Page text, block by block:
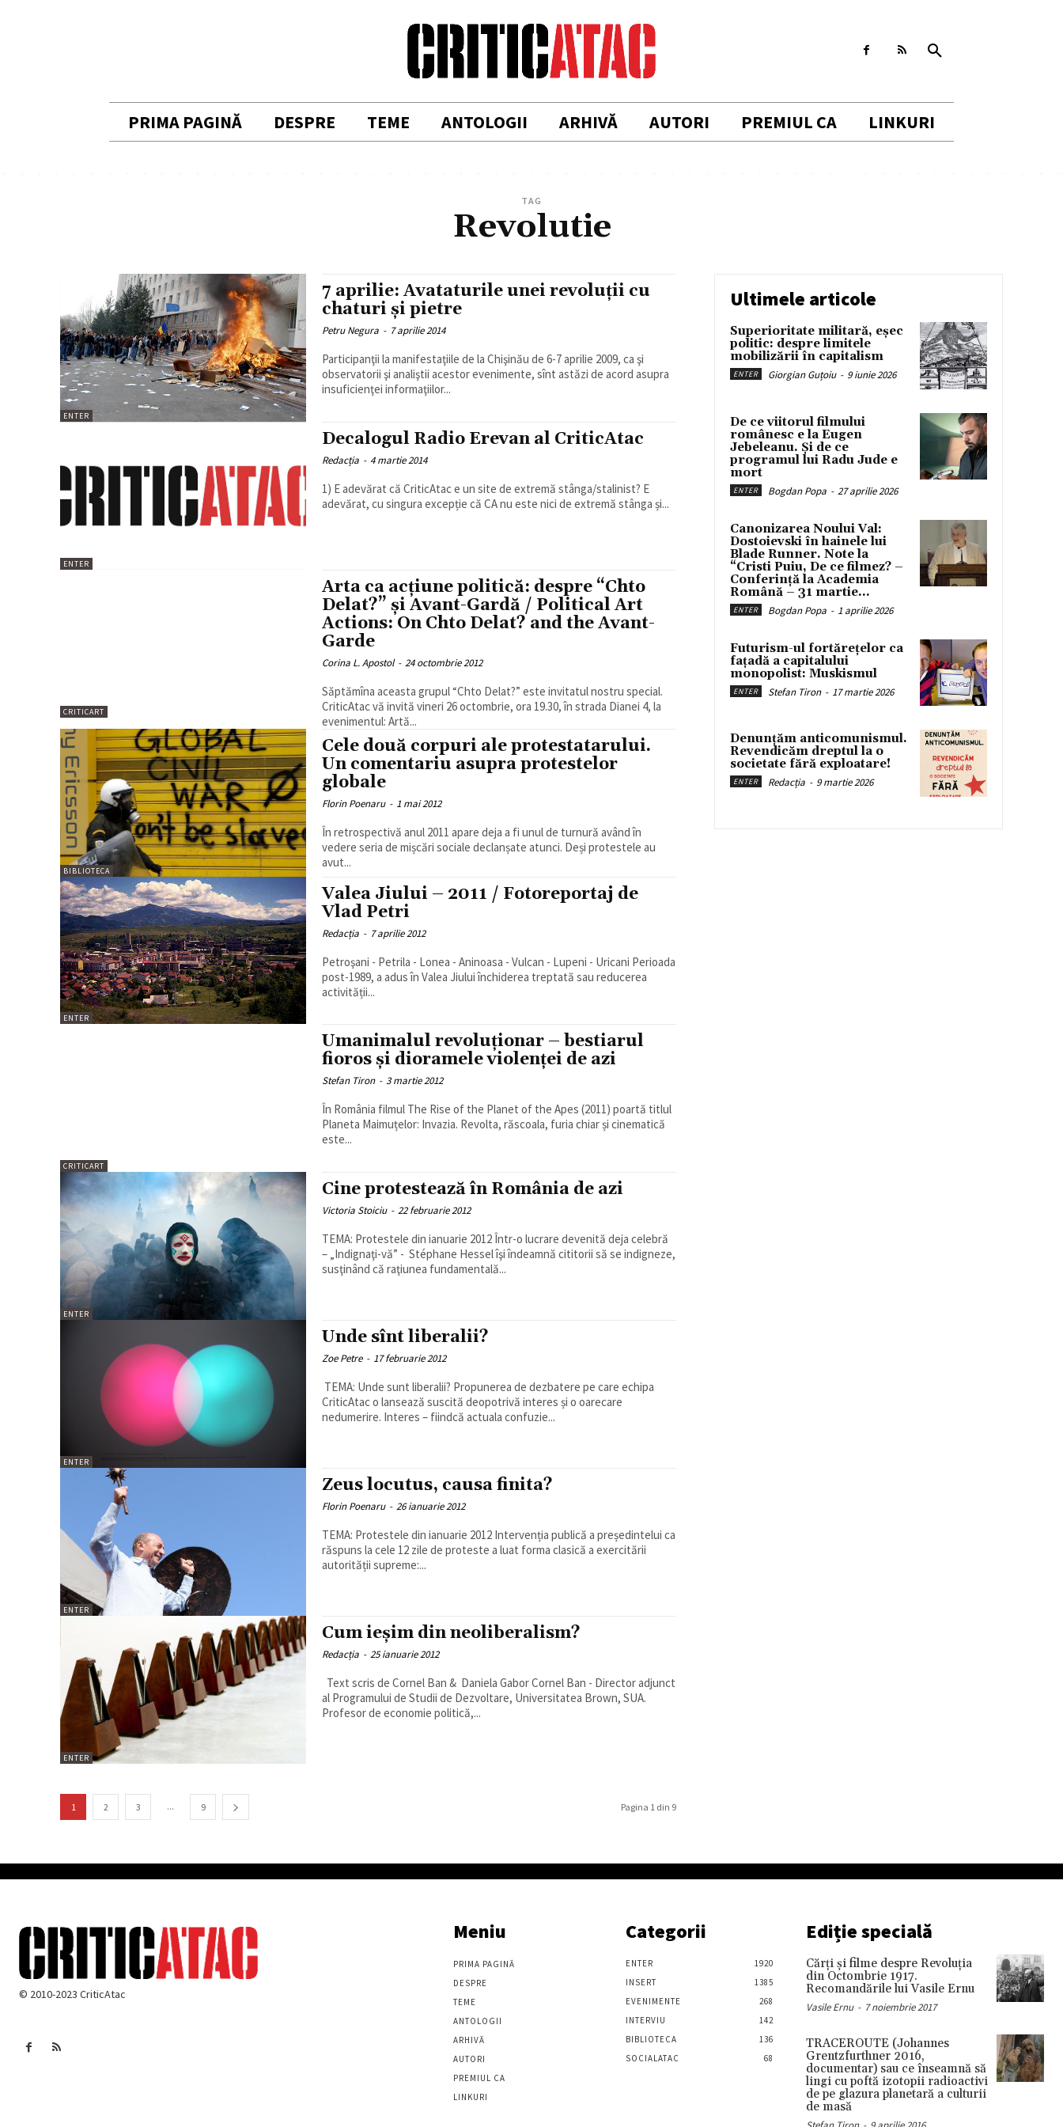
PRIMA PAGINĂ DESPRE TEME ANTOLOGII ARHIVĂ AUTORI PREMIUL CA LINKURI
TAG
Revolutie
ENTER
7 aprilie: Avataturile unei revoluţii cu
chaturi şi pietre
Petru Negura - 7 aprilie 2014
Participanţii la manifestaţiile de la Chişinău de 6-7 aprilie 2009, ca şi
observatorii şi analiştii acestor evenimente, sînt astăzi de acord asupra
insuficienţei informaţiilor...
ENTER
Decalogul Radio Erevan al CriticAtac
Redacția - 4 martie 2014
1) E adevărat că CriticAtac e un site de extremă stânga/stalinist? E
adevărat, cu singura excepție că CA nu este nici de extremă stânga și...
CRITICART
Arta ca acţiune politică: despre “Chto
Delat?” şi Avant-Gardă / Political Art
Actions: On Chto Delat? and the Avant-
Garde
Corina L. Apostol - 24 octombrie 2012
Săptămîna aceasta grupul “Chto Delat?” este invitatul nostru special.
CriticAtac vă invită vineri 26 octombrie, ora 19.30, în strada Dianei 4, la
evenimentul: Artă...
BIBLIOTECA
Cele două corpuri ale protestatarului.
Un comentariu asupra protestelor
globale
Florin Poenaru - 1 mai 2012
În retrospectivă anul 2011 apare deja a fi unul de turnură având în
vedere seria de mișcări sociale declanșate atunci. Deși protestele au
avut...
ENTER
Valea Jiului – 2011 / Fotoreportaj de
Vlad Petri
Redacția - 7 aprilie 2012
Petroşani - Petrila - Lonea - Aninoasa - Vulcan - Lupeni - Uricani Perioada
post-1989, a adus în Valea Jiului închiderea treptată sau reducerea
activității...
CRITICART
Umanimalul revoluționar – bestiarul
fioros și dioramele violenței de azi
Stefan Tiron - 3 martie 2012
În România filmul The Rise of the Planet of the Apes (2011) poartă titlul
Planeta Maimuțelor: Invazia. Revolta, răscoala, furia chiar și cinematică
este...
ENTER
Cine protestează în România de azi
Victoria Stoiciu - 22 februarie 2012
TEMA: Protestele din ianuarie 2012 Într-o lucrare devenită deja celebră
– „Indignaţi-vă” - Stéphane Hessel îşi îndeamnă cititorii să se indigneze,
susţinând că raţiunea fundamentală...
ENTER
Unde sînt liberalii?
Zoe Petre - 17 februarie 2012
TEMA: Unde sunt liberalii? Propunerea de dezbatere pe care echipa
CriticAtac o lansează suscită deopotrivă interes și o oarecare
nedumerire. Interes – fiindcă actuala confuzie...
ENTER
Zeus locutus, causa finita?
Florin Poenaru - 26 ianuarie 2012
TEMA: Protestele din ianuarie 2012 Intervenția publică a președintelui ca
răspuns la cele 12 zile de proteste a luat forma clasică a exercitării
autorității supreme:...
ENTER
Cum ieşim din neoliberalism?
Redacția - 25 ianuarie 2012
al Programului de Studii de Dezvoltare, Universitatea Brown, SUA.
Profesor de economie politică,...
1 2 3 ... 9 Pagina 1 din 9
Ultimele articole
Superioritate militară, eșec
politic: despre limitele
mobilizării în capitalism
ENTER Giorgian Guțoiu - 9 iunie 2026
De ce viitorul filmului
românesc e la Eugen
Jebeleanu. Și de ce
programul lui Radu Jude e
mort
ENTER Bogdan Popa - 27 aprilie 2026
Canonizarea Noului Val:
Dostoievski în hainele lui
Blade Runner. Note la
“Cristi Puiu, De ce filmez? –
Conferință la Academia
Română – 31 martie...
ENTER Bogdan Popa - 1 aprilie 2026
Futurism-ul fortărețelor ca
fațadă a capitalului
monopolist: Muskismul
ENTER Stefan Tiron - 17 martie 2026
Denunțăm anticomunismul.
Revendicăm dreptul la o
societate fără exploatare!
ENTER Redacția - 9 martie 2026
© 2010-2023 CriticAtac
Meniu
PRIMA PAGINĂ
DESPRE
TEME
ANTOLOGII
ARHIVĂ
AUTORI
PREMIUL CA
LINKURI
Categorii
ENTER
1920
INSERT
1385
EVENIMENTE
268
INTERVIU
142
BIBLIOTECA
136
SOCIALATAC
68
Ediție specială
Cărţi şi filme despre Revoluţia
din Octombrie 1917.
Recomandările lui Vasile Ernu
Vasile Ernu - 7 noiembrie 2017
TRACEROUTE (Johannes
Grentzfurthner 2016,
documentar) sau ce înseamnă să
lingi cu poftă izotopii radioactivi
de pe glazura planetară a culturii
de masă